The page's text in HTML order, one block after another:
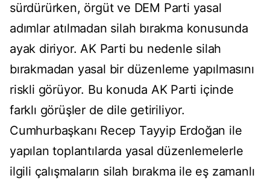
sürdürürken, örgüt ve DEM Parti yasal
adımlar atılmadan silah bırakma konusunda
ayak diriyor. AK Parti bu nedenle silah
bırakmadan yasal bir düzenleme yapılmasını
riskli görüyor. Bu konuda AK Parti içinde
farklı görüşler de dile getiriliyor.
Cumhurbaşkanı Recep Tayyip Erdoğan ile
yapılan toplantılarda yasal düzenlemelerle
ilgili çalışmaların silah bırakma ile eş zamanlı